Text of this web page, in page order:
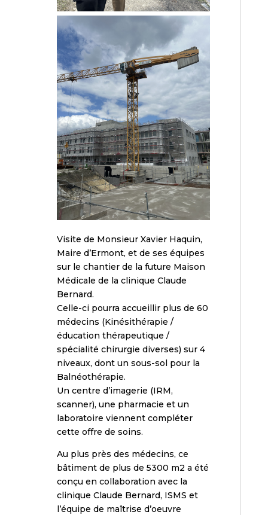
Visite de Monsieur Xavier Haquin,
Maire d’Ermont, et de ses équipes
sur le chantier de la future Maison
Médicale de la clinique Claude
Bernard.
Celle-ci pourra accueillir plus de 60
médecins (Kinésithérapie /
éducation thérapeutique /
spécialité chirurgie diverses) sur 4
niveaux, dont un sous-sol pour la
Balnéothérapie.
Un centre d’imagerie (IRM,
scanner), une pharmacie et un
laboratoire viennent compléter
cette offre de soins.
Au plus près des médecins, ce
bâtiment de plus de 5300 m2 a été
conçu en collaboration avec la
clinique Claude Bernard, ISMS et
l’équipe de maîtrise d’oeuvre